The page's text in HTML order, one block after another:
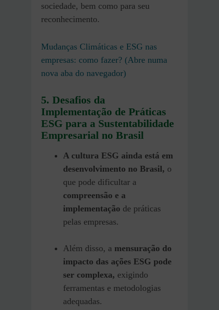
sociedade, bem como para seu
reconhecimento.
Mudanças Climáticas e ESG nas
empresas: como fazer? (Abre numa
nova aba do navegador)
5. Desafios da
Implementação de Práticas
ESG para a Sustentabilidade
Empresarial no Brasil
A cultura ESG ainda está em
desenvolvimento no Brasil, o
que pode dificultar a
compreensão e a
implementação de práticas
pelas empresas.
Além disso, a mensuração do
impacto das ações ESG pode
ser complexa, exigindo
ferramentas e metodologias
adequadas.